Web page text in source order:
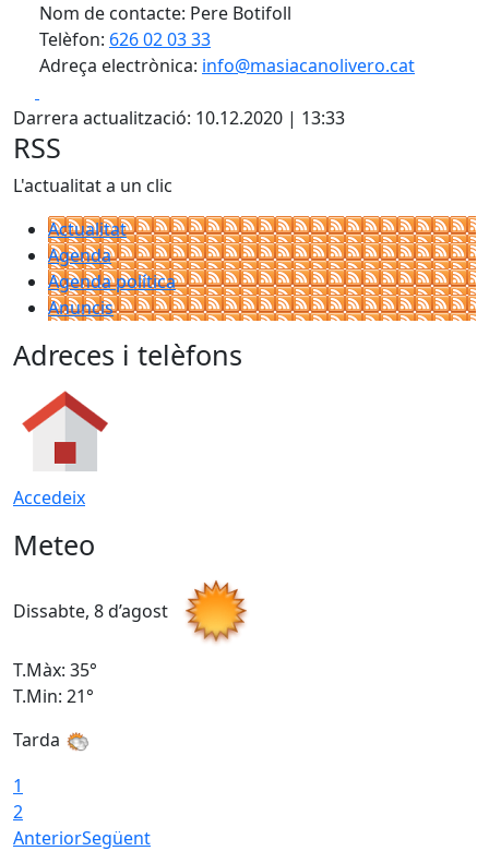
Nom de contacte: Pere Botifoll
Telèfon: 626 02 03 33
Adreça electrònica: info@masiacanolivero.cat
Darrera actualització: 10.12.2020 | 13:33
RSS
L'actualitat a un clic
Actualitat
Agenda
Agenda política
Anuncis
Adreces i telèfons
Accedeix
Meteo
Dissabte, 8 d’agost
T.Màx: 35°
T.Min: 21°
Tarda
1
2
AnteriorSegüent